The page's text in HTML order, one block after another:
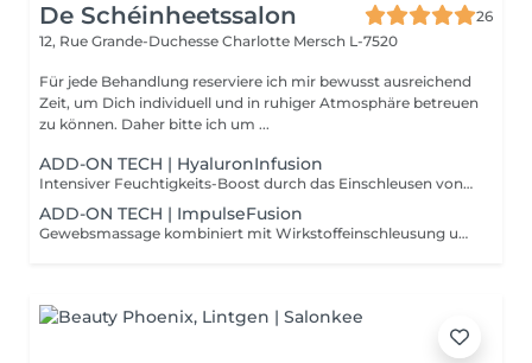
De Schéinheetssalon
26
12, Rue Grande-Duchesse Charlotte Mersch L-7520
Für jede Behandlung reserviere ich mir bewusst ausreichend
Zeit, um Dich individuell und in ruhiger Atmosphäre betreuen
zu können. Daher bitte ich um ...
ADD-ON TECH | HyaluronInfusion
Intensiver Feuchtigkeits-Boost durch das Einschleusen von Hyaluronsäure mittels NIederschall. Für pralle, durchfeuchtete Haut.
ADD-ON TECH | ImpulseFusion
Gewebsmassage kombiniert mit Wirkstoffeinschleusung und abschließender Versiegelung der Haut. Für maximale Pflege und Schutz.